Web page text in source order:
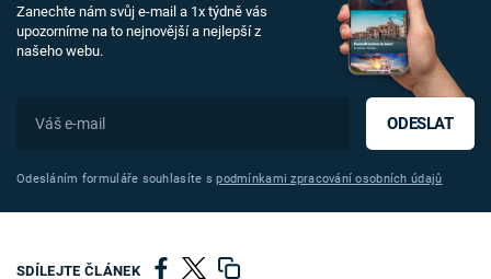
Zanechte nám svůj e-mail a 1x týdně vás
upozorníme na to nejnovější a nejlepší z
našeho webu.
ODESLAT
Odesláním formuláře souhlasíte spodmínkami zpracování osobních údajů
SDÍLEJTE ČLÁNEK